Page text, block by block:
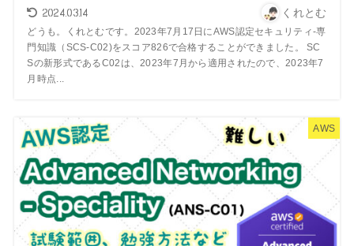
2024.03.14 くれとむ
どうも。くれとむです。2023年7月17日にAWS認定セキュリティ-専
門知識（SCS-C02)をスコア826で合格することができました。 SC
Sの新形式であるC02は、2023年7月から適用されたので、2023年7
月時点...
AWS